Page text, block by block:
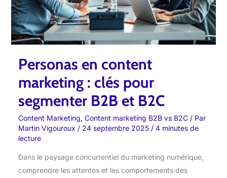
Personas en content
marketing : clés pour
segmenter B2B et B2C
Content Marketing, Content marketing B2B vs B2C/ Par
Martin Vigouroux / 24 septembre 2025 / 4 minutes de
lecture
Dans le paysage concurrentiel du marketing numérique,
comprendre les attentes et les comportements des
clés
pour
segmenter
et